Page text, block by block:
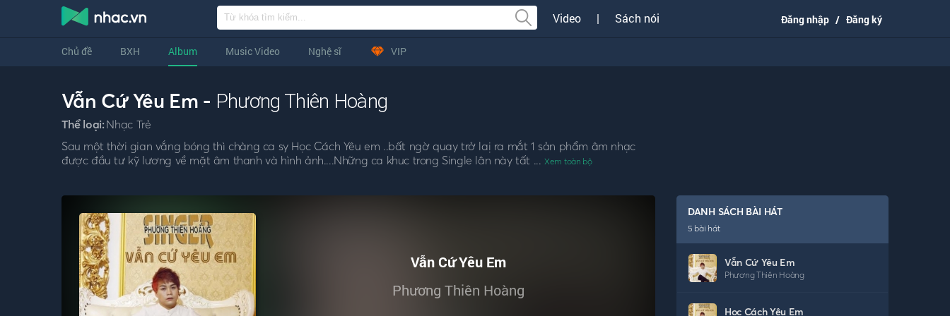
Video | Sách nói Đăng nhập / Đăng ký
Chủ đề BXH Album Music Video Nghệ sĩ VIP
Vẫn Cứ Yêu Em - Phương Thiên Hoàng
Thể loại: Nhạc Trẻ
Sau một thời gian vắng bóng thì chàng ca sy Học Cách Yêu em ..bất ngờ quay trở laị ra mắt 1 sản phẩm âm nhạc
được đầu tư kỹ lương về mặt âm thanh và hình ảnh....Những ca khuc trong Single lân này tất ... Xem toàn bộ
Vẫn Cứ Yêu Em
Phương Thiên Hoàng
DANH SÁCH BÀI HÁT
5 bài hát
Vẫn Cứ Yêu Em
Phương Thiên Hoàng
Học Cách Yêu Em